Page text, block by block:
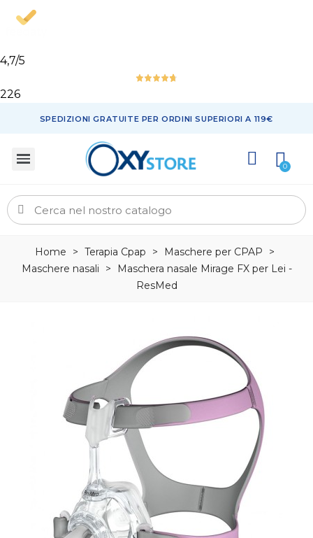
4,7/5
226
SPEDIZIONI GRATUITE PER ORDINI SUPERIORI A 119€
Home > Terapia Cpap > Maschere per CPAP
>
Maschere nasali
>
Maschera nasale Mirage FX per Lei -
ResMed